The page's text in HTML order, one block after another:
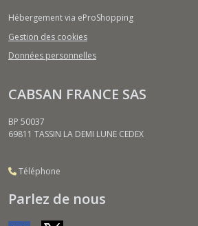
Hébergement via eProShopping
Gestion des cookies
Données personnelles
CABSAN FRANCE SAS
BP 50037
69811 TASSIN LA DEMI LUNE CEDEX
Téléphone
Parlez de nous